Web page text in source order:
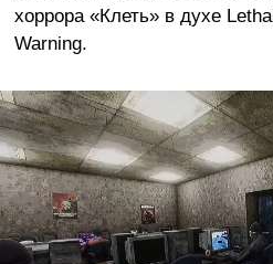
хоррора «Клеть» в духе
Warning.